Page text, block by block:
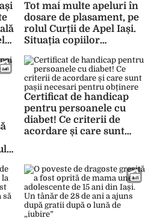
Tot mai multe apeluri în
dosare de plasament, pe
rolul Curții de Apel Iași.
Situația copiilor
instanță
Certificat de handicap
pentru persoanele cu
diabet! Ce criterii de
acordare și care sunt